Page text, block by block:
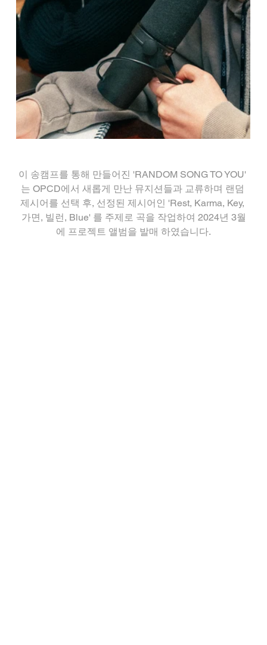
이 송캠프를 통해 만들어진 'RANDOM SONG TO YOU'
는 OPCD에서 새롭게 만난 뮤지션들과 교류하며 랜덤
제시어를 선택 후, 선정된 제시어인 'Rest, Karma, Key,
가면, 빌런, Blue' 를 주제로 곡을 작업하여 2024년 3월
에 프로젝트 앨범을 발매 하였습니다.